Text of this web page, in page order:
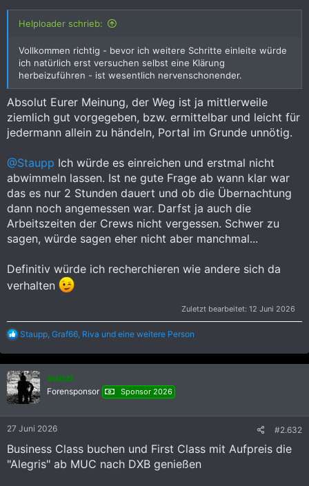
Helploader schrieb:
Vollkommen richtig - bevor ich weitere Schritte einleite würde
ich natürlich erst versuchen selbst eine Klärung
herbeizuführen - ist wesentlich nervenschonender.
Absolut Eurer Meinung, der Weg ist ja mittlerweile
ziemlich gut vorgegeben, bzw. ermittelbar und leicht für
jedermann allein zu händeln, Portal im Grunde unnötig.
@Staupp Ich würde es einreichen und erstmal nicht
abwimmeln lassen. Ist ne gute Frage ab wann klar war
das es nur 2 Stunden dauert und ob die Übernachtung
dann noch angemessen war. Darfst ja auch die
Arbeitszeiten der Crews nicht vergessen. Schwer zu
sagen, würde sagen eher nicht aber manchmal...
Definitiv würde ich recherchieren wie andere sich da
verhalten
Zuletzt bearbeitet: 12 Juni 2026
R
a
k
t
o
n
Staupp, Graf66, Riva und eine weitere Person
sunzi
Forensponsor Sponsor 2026
27 Juni 2026 #2.632
Business Class buchen und First Class mit Aufpreis die
"Alegris" ab MUC nach DXB genießen